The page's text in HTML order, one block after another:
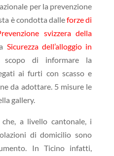
per la prevenzione
ècondotta dalleforze di
svizzera della
Sicurezza dell’alloggio in
di informare la
ai furti con scasso e
da adottare. 5 misure le
gallery.
a livello cantonale, i
di domicilio sono
In Ticino infatti,